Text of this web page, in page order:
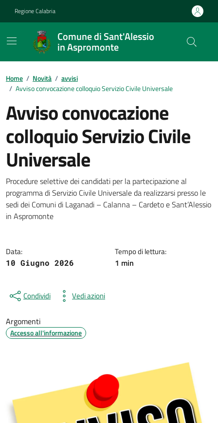
Regione Calabria
Comune di Sant'Alessio
in Aspromonte
Home / Novità / avvisi
/ Avviso convocazione colloquio Servizio Civile Universale
Avviso convocazione
colloquio Servizio Civile
Universale
Dettagli della notizia
Procedure selettive dei candidati per la partecipazione al
programma di Servizio Civile Universale da realizzarsi presso le
sedi dei Comuni di Laganadi – Calanna – Cardeto e Sant’Alessio
in Aspromonte
Data:
10 Giugno 2026
Tempo di lettura:
1 min
Condividi Vedi azioni
Argomenti
Accesso all'informazione